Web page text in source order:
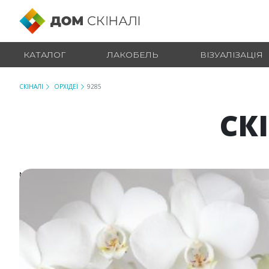
КАТАЛОГ ЛАКОБЕЛЬ ВІЗУАЛІЗАЦІЯ
СКІНАЛІ ОРХІДЕЇ 9285
№ 9285